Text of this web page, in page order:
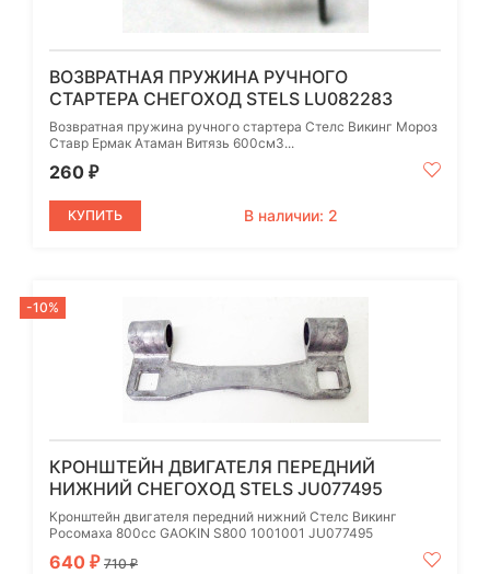
ВОЗВРАТНАЯ ПРУЖИНА РУЧНОГО
СТАРТЕРА СНЕГОХОД STELS LU082283
Возвратная пружина ручного стартера Стелс Викинг Мороз
Ставр Ермак Атаман Витязь 600см3...
260 ₽
КУПИТЬ В наличии: 2
-10%
КРОНШТЕЙН ДВИГАТЕЛЯ ПЕРЕДНИЙ
НИЖНИЙ СНЕГОХОД STELS JU077495
Кронштейн двигателя передний нижний Стелс Викинг
Росомаха 800сс GAOKIN S800 1001001 JU077495
640 ₽ 710₽